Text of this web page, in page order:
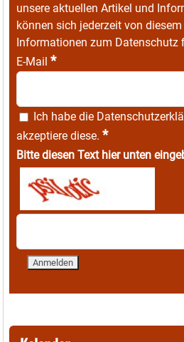
unsere aktuellen Artikel und
können sich jederzeit von
Informationen zum Datenschutz
E-Mail *
Ich habe die
akzeptiere diese. *
Bitte diesen Text hier unten